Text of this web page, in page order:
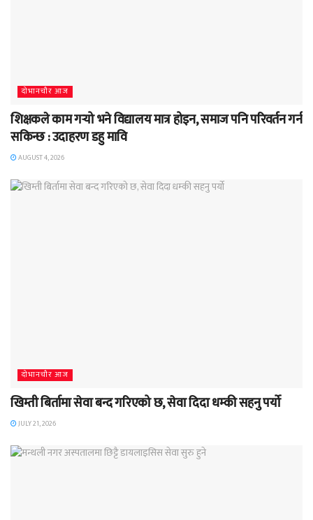
दाेभानचाैर आज
शिक्षकले काम गर्‍यो भने विद्यालय मात्र होइन, समाज पनि परिवर्तन गर्न
सकिन्छ : उदाहरण डहु मावि
AUGUST 4, 2026
दाेभानचाैर आज
खिम्ती बिर्तामा सेवा बन्द गरिएको छ, सेवा दिदा धम्की सहनु पर्यो
JULY 21, 2026